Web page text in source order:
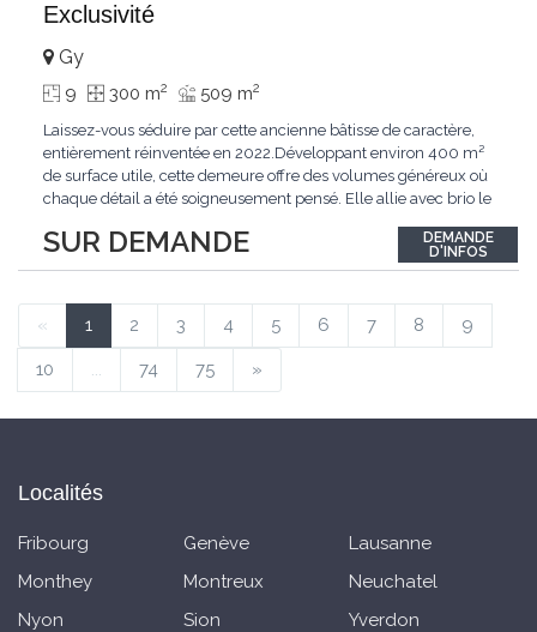
Exclusivité
SUR DEMANDE
Gy
9 300 m2 509 m2
Laissez-vous séduire par cette ancienne bâtisse de caractère,
entièrement réinventée en 2022.Développant environ 400 m²
de surface utile, cette demeure offre des volumes généreux où
chaque détail a été soigneusement pensé. Elle allie avec brio le
contemporaines. Sa distribution harmonieuse et fonctionnelle a
été conçue pour répondre...
DEMANDE
D'INFOS
« 1 2 3 4 5 6 7 8 9
10 ... 74 75 »
Localités
Fribourg Genève
Lausanne
Monthey
Montreux
Neuchatel
Nyon
Sion Yverdon